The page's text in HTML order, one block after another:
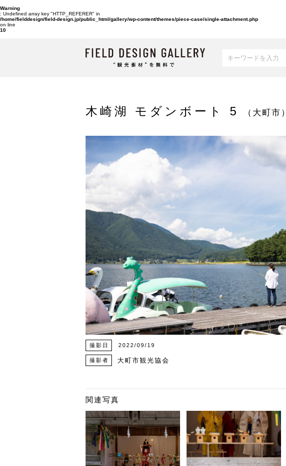
Warning
: Undefined array key "HTTP_REFERER" in
/home/fielddesign/field-design.jp/public_html/gallery/wp-content/themes/piece-case/single-attachment.php
on line
10
木崎湖 モダンボート 5 （大町市）
撮影日 2022/09/19
撮影者 大町市観光協会
関連写真